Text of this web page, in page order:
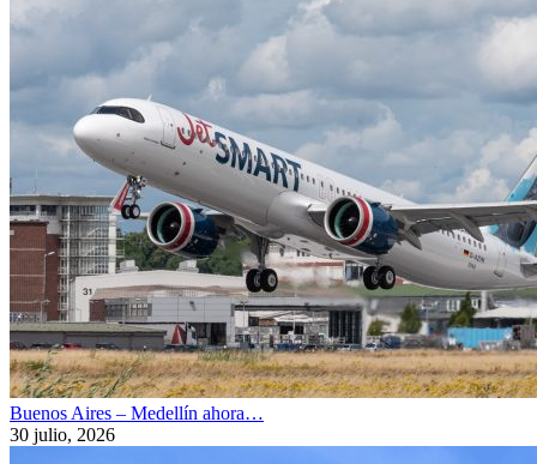
Buenos Aires – Medellín ahora…
30 julio, 2026